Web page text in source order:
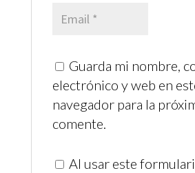
Guarda mi nombre,
electrónico y web en
navegador para la
comente.
Al usar este